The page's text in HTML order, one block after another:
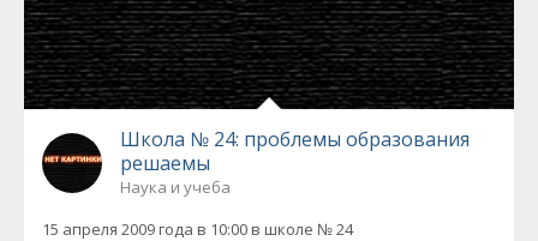
Школа № 24: проблемы образования
решаемы
Наука и учеба
15 апреля 2009 года в 10:00 в школе № 24